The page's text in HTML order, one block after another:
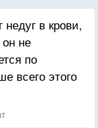
в крови,
не
по
всего этого